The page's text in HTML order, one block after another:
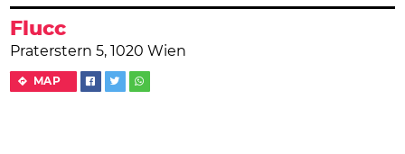
Flucc
Praterstern 5, 1020 Wien
MAP